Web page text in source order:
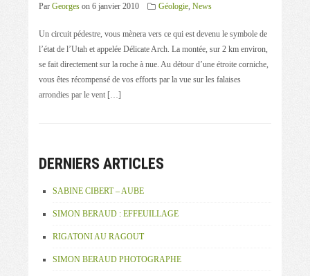
Par Georges on 6 janvier 2010 Géologie News
Un circuit pédestre, vous mènera vers ce qui est devenu le symbole de
l’état de l’Utah et appelée Délicate Arch. La montée, sur 2 km environ,
se fait directement sur la roche à nue. Au détour d’une étroite corniche,
vous êtes récompensé de vos efforts par la vue sur les falaises
arrondies par le vent […]
DERNIERS ARTICLES
SABINE CIBERT – AUBE
SIMON BERAUD : EFFEUILLAGE
RIGATONI AU RAGOUT
SIMON BERAUD PHOTOGRAPHE